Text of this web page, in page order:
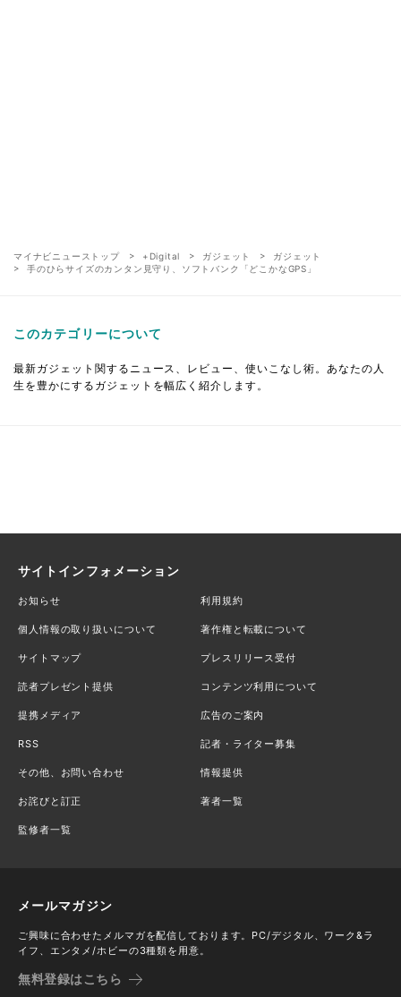
マイナビニューストップ +Digital ガジェット
ガジェット
手のひらサイズのカンタン見守り、ソフトバンク「どこかなGPS」
このカテゴリーについて
最新ガジェット関するニュース、レビュー、使いこなし術。あなたの人
生を豊かにするガジェットを幅広く紹介します。
サイトインフォメーション
お知らせ 利用規約
個人情報の取り扱いについて 著作権と転載について
サイトマップ プレスリリース受付
読者プレゼント提供 コンテンツ利用について
提携メディア 広告のご案内
RSS 記者・ライター募集
その他、お問い合わせ 情報提供
お詫びと訂正 著者一覧
監修者一覧
メールマガジン
ご興味に合わせたメルマガを配信しております。PC/デジタル、ワーク&ラ
イフ、エンタメ/ホビーの3種類を用意。
無料登録はこちら